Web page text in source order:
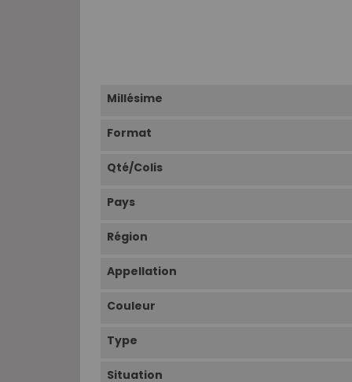
Millésime
Format
Qté/Colis
Pays
Région
Appellation
Couleur
Type
Situation